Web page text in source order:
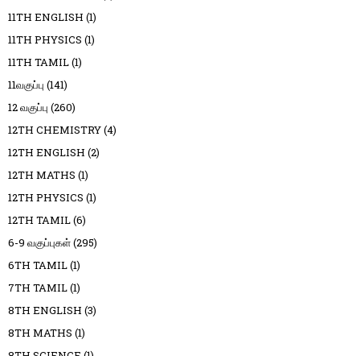
11TH ENGLISH (1)
11TH PHYSICS (1)
11TH TAMIL(1)
11வகுப்பு (141)
12 வகுப்பு (260)
12TH CHEMISTRY(4)
12TH ENGLISH (2)
12TH MATHS (1)
12TH PHYSICS (1)
12TH TAMIL(6)
6-9 வகுப்புகள்(295)
6TH TAMIL(1)
7TH TAMIL(1)
8TH ENGLISH (3)
8TH MATHS (1)